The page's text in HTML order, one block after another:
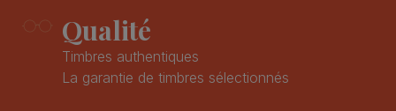
Qualité
Timbres authentiques
La garantie de timbres sélectionnés